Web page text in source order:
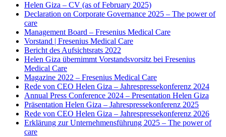
Helen Giza – CV (as of February 2025)
Declaration on Corporate Governance 2025 – The power of
care
Management Board – Fresenius Medical Care
Vorstand | Fresenius Medical Care
Bericht des Aufsichtsrats 2022
Helen Giza übernimmt Vorstandsvorsitz bei Fresenius
Medical Care
Magazine 2022 – Fresenius Medical Care
Rede von CEO Helen Giza – Jahrespressekonferenz 2024
Annual Press Conference 2024 – Presentation Helen Giza
Präsentation Helen Giza – Jahrespressekonferenz 2025
Rede von CEO Helen Giza – Jahrespressekonferenz 2026
Erklärung zur Unternehmensführung 2025 – The power of
care